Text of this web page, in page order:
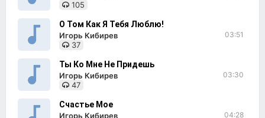
105
О Том Как Я Тебя Люблю!
Игорь Кибирев
37
03:51
Ты Ко Мне Не Придешь
Игорь Кибирев
47
03:30
Счастье Мое
Игорь Кибирев
04:28